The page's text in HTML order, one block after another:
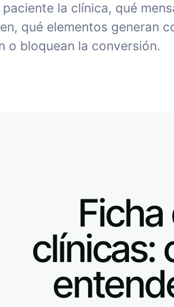
la clínica, qué
qué elementos generan
o bloquean la conversión.
clínicas: